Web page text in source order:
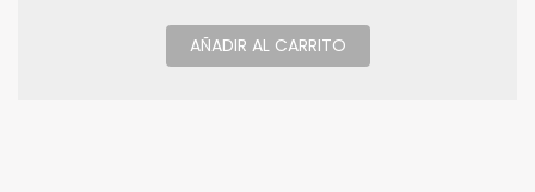
AÑADIR AL CARRITO